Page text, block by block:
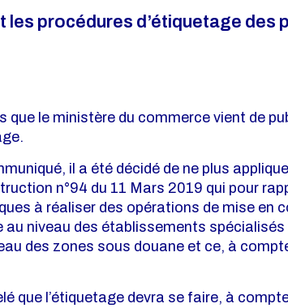
les procédures d’étiquetage des
que le ministère du commerce vient de
il a été décidé de ne plus
n°94 du 11 Mars 2019 qui pour
à réaliser des opérations de mise en
au niveau des établissements
des zones sous douane et ce, à
que l’étiquetage devra se faire, à